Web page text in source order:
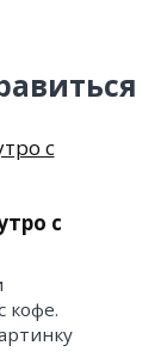
с
кофе.